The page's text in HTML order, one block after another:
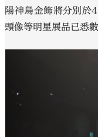
陽神鳥金飾將分別於
頭像等明星展品已悉數